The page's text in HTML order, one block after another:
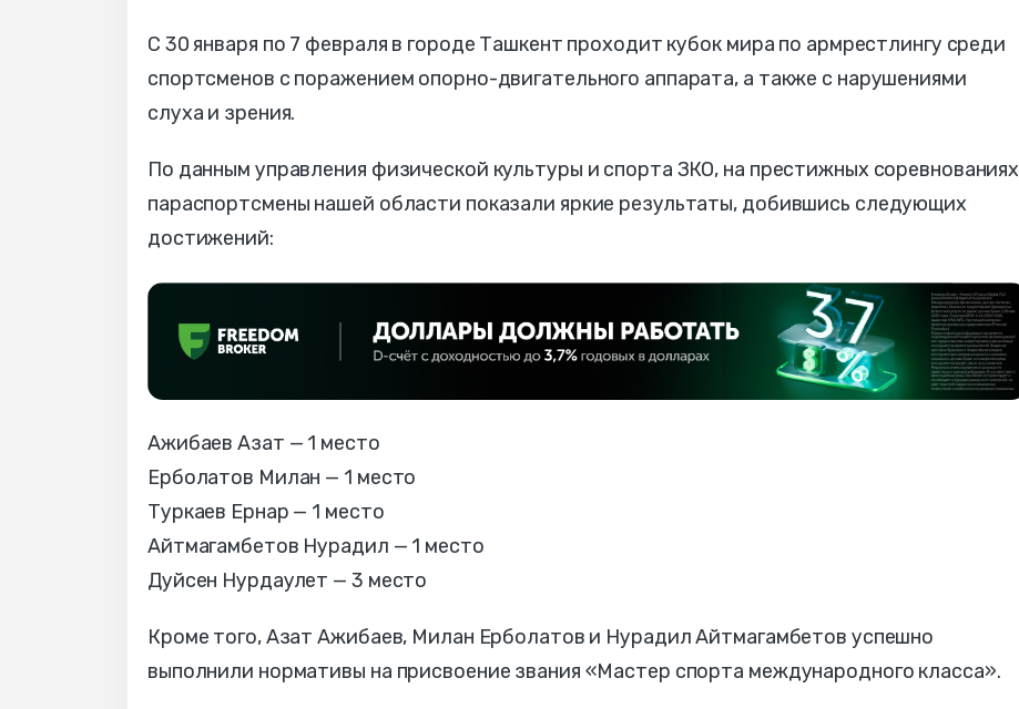
С 30 января по 7 февраля в городе Ташкент проходит кубок мира по армрестлингу среди
спортсменов с поражением опорно-двигательного аппарата, а также с нарушениями
слуха и зрения.
По данным управления физической культуры и спорта ЗКО, на престижных соревнованиях
параспортсмены нашей области показали яркие результаты, добившись следующих
достижений:
Ажибаев Азат — 1 место
Ерболатов Милан — 1 место
Туркаев Ернар — 1 место
Айтмагамбетов Нурадил — 1 место
Дуйсен Нурдаулет — 3 место
Кроме того, Азат Ажибаев, Милан Ерболатов и Нурадил Айтмагамбетов успешно
выполнили нормативы на присвоение звания «Мастер спорта международного класса».